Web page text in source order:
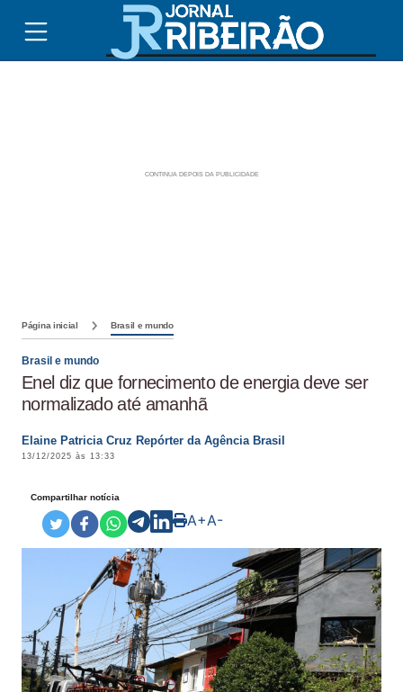
Página inicial Brasil e mundo
Brasil e mundo
Enel diz que fornecimento de energia deve ser
normalizado até amanhã
Elaine Patricia Cruz Repórter da Agência Brasil
13/12/2025 às 13:33
Compartilhar notícia
A+A-